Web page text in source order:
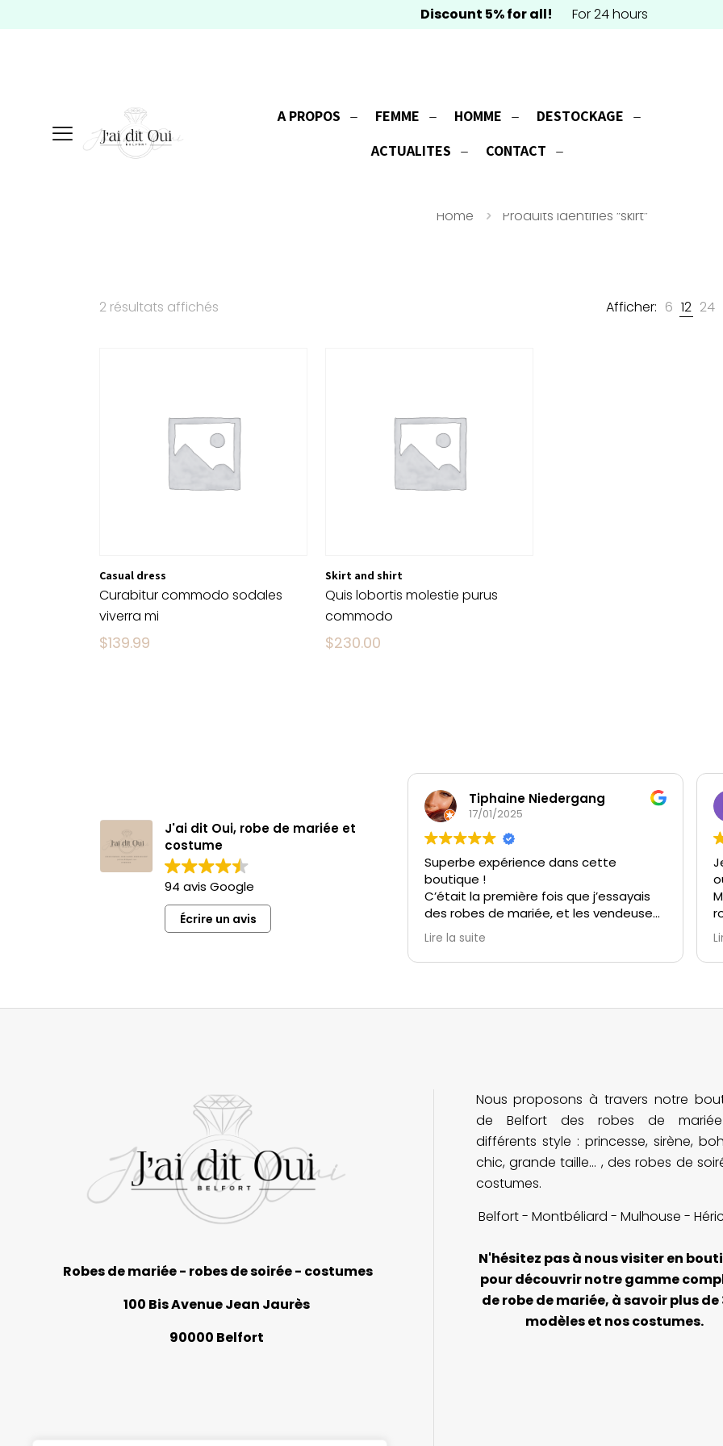
Discount 5% for all! For 24 hours
A PROPOS FEMME HOMME
DESTOCKAGE
ACTUALITES
CONTACT
skirt
Home Produits identifiés “skirt”
2 résultats affichés Afficher: 6 12 24
Casual dress
Curabitur commodo sodales
viverra mi
$139.99
Skirt and shirt
Quis lobortis molestie purus
commodo
$230.00
J'ai dit Oui, robe de mariée et
costume
94 avis Google
Écrire un avis
Tiphaine Niedergang
17/01/2025
Superbe expérience dans cette
boutique !
C’était la première fois que j’essayais
des robes de mariée, et les vendeuses
m’ont immédiatement mise à l’aise.
Elles ont été à l’écoute, très patientes,
et incroyablement attentionnées.
ma belle-maman.
Je recommande cette adresse à
toutes les futures mariées !
Lire la suite
Robes de mariée - robes de soirée - costumes
100 Bis Avenue Jean Jaurès
90000 Belfort
Nous proposons à travers notre
de Belfort des robes de
différents style : princesse, sirène,
chic, grande taille... , des robes de
costumes.
Belfort - Montbéliard - Mulhouse -
N'hésitez pas à nous visiter en
pour découvrir notre gamme
de robe de mariée, à savoir plus de
modèles et nos costumes.